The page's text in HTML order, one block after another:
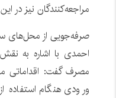
مراجعه‌کنندگان نیز در
صرفه‌جویی از محل‌های
احمدی با اشاره به
مصرف گفت: اقداماتی
ورودی هنگام استفاده